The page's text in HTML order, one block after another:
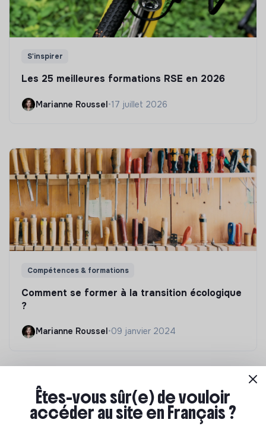
S'inspirer
Les 25 meilleures formations RSE en 2026
Marianne Roussel•17 juillet 2026
Compétences & formations
Comment se former à la transition écologique
?
Marianne Roussel •09 janvier 2024
Êtes-vous sûr(e) de vouloir
accéder au site en Français ?